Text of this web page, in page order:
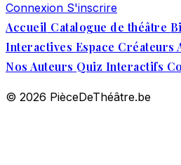
Connexion S'inscrire
Accueil Catalogue de théâtre
Interactives Espace Créateurs
Nos Auteurs Quiz Interactifs
© 2026 PièceDeThéâtre.be